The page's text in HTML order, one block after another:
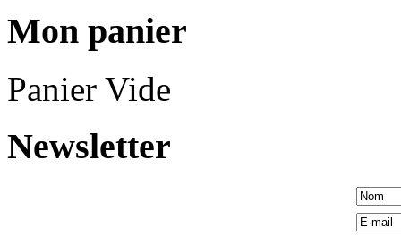
Mon panier
Panier Vide
Newsletter